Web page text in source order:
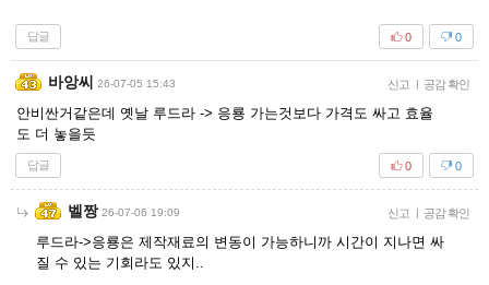
답글 0
0
바앙씨 26-07-05 15:43 신고 | 공감 확인
안비싼거같은데 옛날 루드라 -> 응룡 가는것보다 가격도 싸고 효율
도 더 놓을듯
답글 0
0
벨짱 26-07-06 19:09 신고 | 공감 확인
루드라->응룡은 제작재료의 변동이 가능하니까 시간이 지나면 싸
질 수 있는 기회라도 있지..